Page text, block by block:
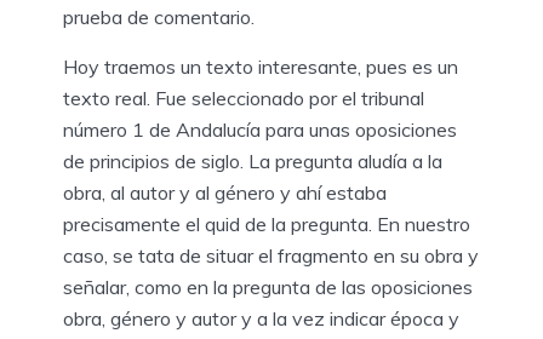
prueba de comentario.
Hoy traemos un texto interesante, pues es un
texto real. Fue seleccionado por el tribunal
número 1 de Andalucía para unas oposiciones
de principios de siglo. La pregunta aludía a la
obra, al autor y al género y ahí estaba
precisamente el quid de la pregunta. En nuestro
caso, se tata de situar el fragmento en su obra y
señalar, como en la pregunta de las oposiciones
obra, género y autor y a la vez indicar época y